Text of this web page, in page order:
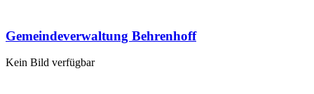
Gemeindeverwaltung Behrenhoff
Kein Bild verfügbar